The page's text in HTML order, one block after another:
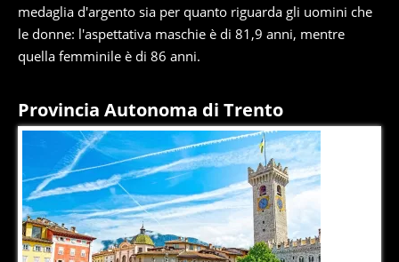
medaglia d'argento sia per quanto riguarda gli uomini che
le donne: l'aspettativa maschie è di 81,9 anni, mentre
quella femminile è di 86 anni.
Provincia Autonoma di Trento